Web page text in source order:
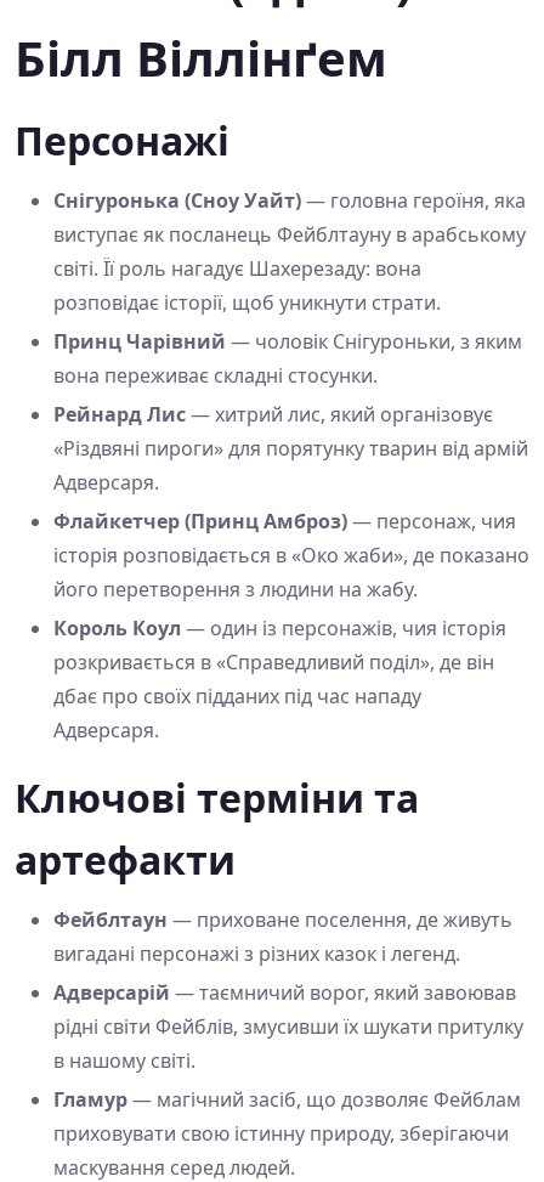
Білл Віллінґем
Персонажі
Снігуронька (Сноу Уайт)— головна героїня, яка
виступає як посланець Фейблтауну в арабському
світі. Її роль нагадує Шахерезаду: вона
розповідає історії, щоб уникнути страти.
Принц Чарівний — чоловік Снігуроньки, з яким
вона переживає складні стосунки.
Рейнард Лис— хитрий лис, який організовує
«Різдвяні пироги» для порятунку тварин від армій
Адверсаря.
Флайкетчер (Принц Амброз)— персонаж, чия
історія розповідається в «Око жаби», де показано
його перетворення з людини на жабу.
Король Коул — один із персонажів, чия історія
розкривається в «Справедливий поділ», де він
дбає про своїх підданих під час нападу
Адверсаря.
Ключові терміни та
артефакти
Фейблтаун — приховане поселення, де живуть
вигадані персонажі з різних казок і легенд.
Адверсарій — таємничий ворог, який завоював
рідні світи Фейблів, змусивши їх шукати притулку
в нашому світі.
Гламур— магічний засіб, що дозволяє Фейблам
приховувати свою істинну природу, зберігаючи
маскування серед людей.